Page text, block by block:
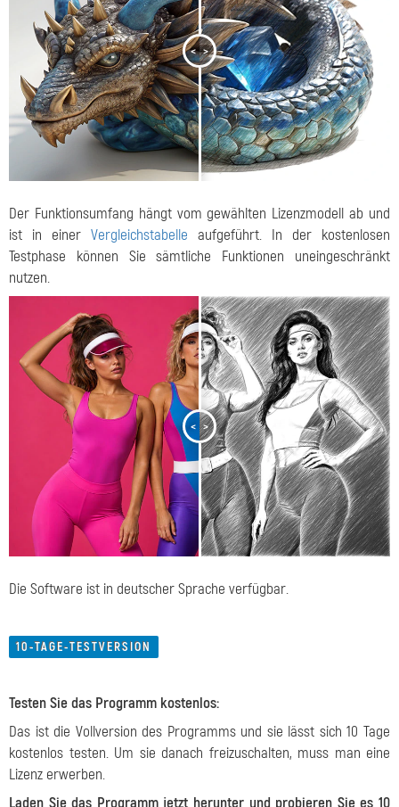
< >
Der Funktionsumfang hängt vom gewählten Lizenzmodell ab und
ist in einer Vergleichstabelle aufgeführt. In der kostenlosen
Testphase können Sie sämtliche Funktionen uneingeschränkt
nutzen.
< >
Die Software ist in deutscher Sprache verfügbar.
10-TAGE-TESTVERSION
Testen Sie das Programm kostenlos:
Das ist die Vollversion des Programms und sie lässt sich 10 Tage
kostenlos testen. Um sie danach freizuschalten, muss man eine
Lizenz erwerben.